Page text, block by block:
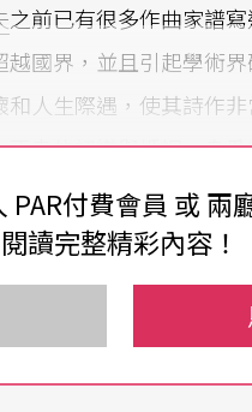
之前已有很多作曲家譜
國界，並且引起學術
人生際遇，使其詩作
幸的初戀與婚姻，身
簡單的格律中，隱藏
地捕捉到詩人的情懷
表性，而沃爾夫之與
，詩人因作曲家而留名
的作品，也是他作曲風
PAR付費會員 或 兩
閱讀完整精彩內容！